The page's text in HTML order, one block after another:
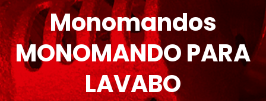
Monomandos
MONOMANDO PARA
LAVABO